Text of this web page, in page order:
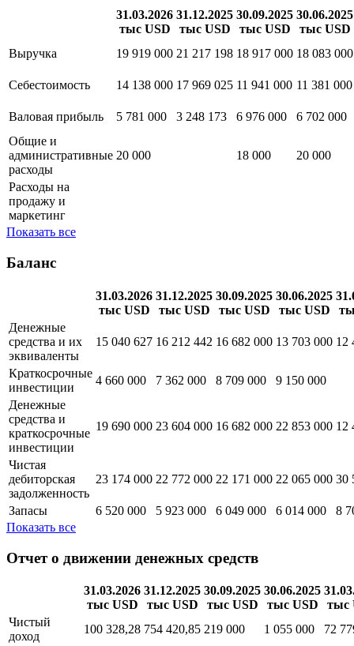
31.03.2026
тыс USD
31.12.2025
тыс USD
30.09.2025
тыс USD
30.06.2025
тыс USD
Выручка
19 919 000 21 217 198 18 917 000 18 083 000
Себестоимость 14 138 000 17 969 025 11 941 000 11 381 000
Валовая прибыль 5 781 000 3 248 173 6 976 000
6 702 000
Общие и
административные
расходы
20 000 18 000 20 000
Расходы на
продажу и
маркетинг
Показать все
Баланс
31.03.2026
тыс USD
31.12.2025
тыс USD
30.09.2025
тыс USD
30.06.2025
тыс USD
Денежные
средства и их
эквиваленты
15 040 627 16 212 442 16 682 000 13 703 000 12
Краткосрочные
инвестиции
4 660 000 7 362 000 8 709 000
9 150 000
Денежные
средства и
краткосрочные
инвестиции
19 690 000 23 604 000 16 682 000 22 853 000 12
Чистая
дебиторская
задолженность
23 174 000 22 772 000 22 171 000 22 065 000 30
Запасы 6 520 000 5 923 000 6 049 000 6 014 000
8
Показать все
Отчет о движении денежных средств
31.03.2026
тыс USD
31.12.2025
тыс USD
30.09.2025
тыс USD
30.06.2025
тыс USD
тыс
Чистый
доход
100 328,28 754 420,85 219 000 1 055 000
72